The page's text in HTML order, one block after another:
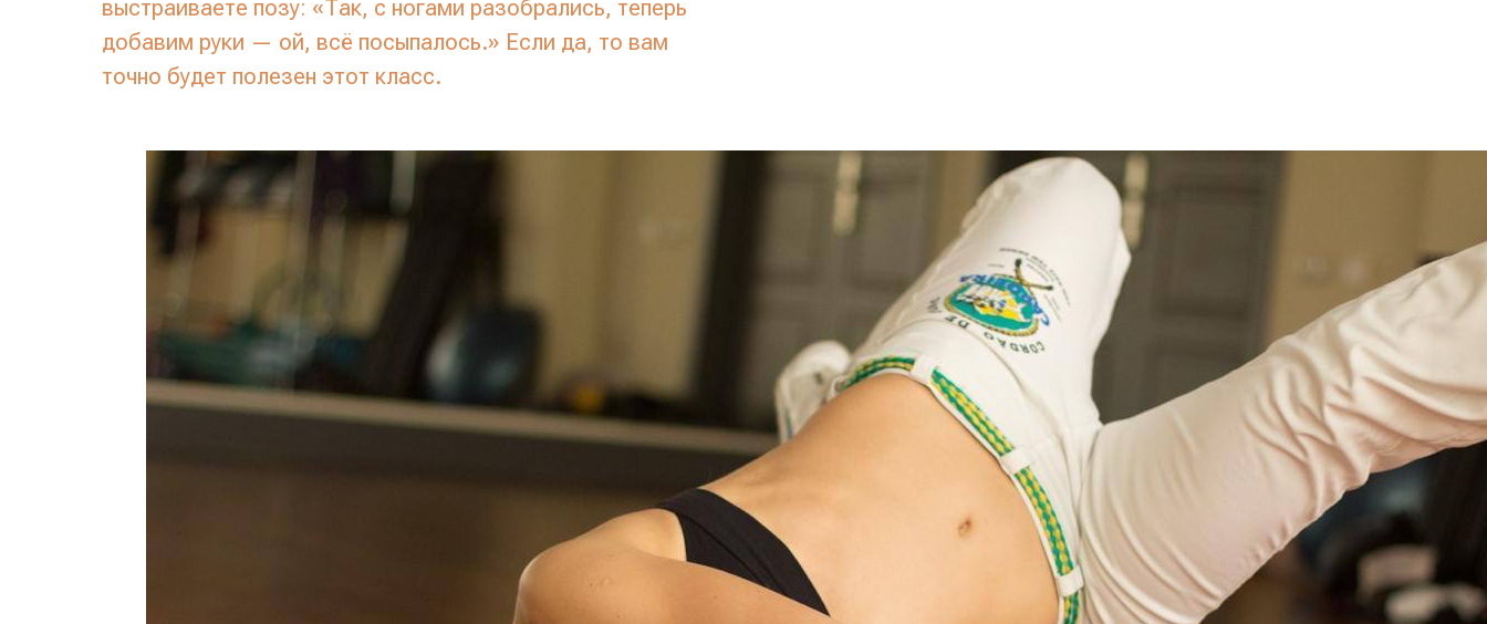
выстраиваете позу: «Так, с ногами разобрались, теперь
добавим руки — ой, всё посыпалось.» Если да, то вам
точно будет полезен этот класс.